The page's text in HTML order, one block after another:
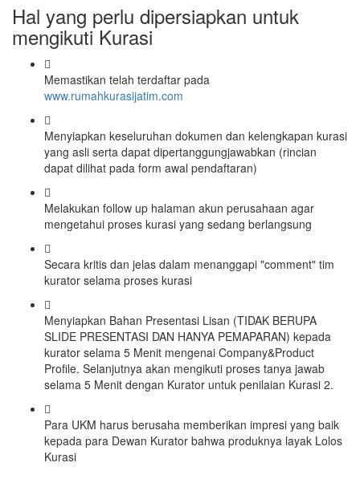
Hal yang perlu dipersiapkan untuk
mengikuti Kurasi
Memastikan telah terdaftar pada
www.rumahkurasijatim.com
Menyiapkan keseluruhan dokumen dan kelengkapan kurasi
yang asli serta dapat dipertanggungjawabkan (rincian
dapat dilihat pada form awal pendaftaran)
Melakukan follow up halaman akun perusahaan agar
mengetahui proses kurasi yang sedang berlangsung
Secara kritis dan jelas dalam menanggapi "comment" tim
kurator selama proses kurasi
Menyiapkan Bahan Presentasi Lisan (TIDAK BERUPA
SLIDE PRESENTASI DAN HANYA PEMAPARAN) kepada
kurator selama 5 Menit mengenai Company&Product
Profile. Selanjutnya akan mengikuti proses tanya jawab
selama 5 Menit dengan Kurator untuk penilaian Kurasi 2.
Para UKM harus berusaha memberikan impresi yang baik
kepada para Dewan Kurator bahwa produknya layak Lolos
Kurasi